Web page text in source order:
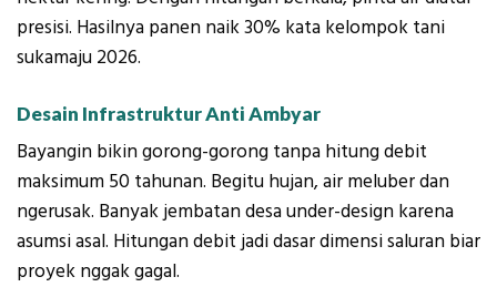
presisi. Hasilnya panen naik 30% kata kelompok tani
sukamaju 2026.
Desain Infrastruktur Anti Ambyar
Bayangin bikin gorong-gorong tanpa hitung debit
maksimum 50 tahunan. Begitu hujan, air meluber dan
ngerusak. Banyak jembatan desa under-design karena
asumsi asal. Hitungan debit jadi dasar dimensi saluran biar
proyek nggak gagal.